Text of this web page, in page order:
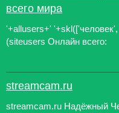
всего мира
'+allusers+'
(siteusers Онлайн всего:
streamcam.ru
streamcam.ru Надёжный